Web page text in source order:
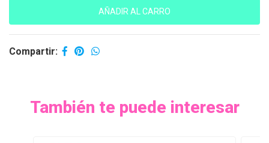
Compartir:
También te puede interesar